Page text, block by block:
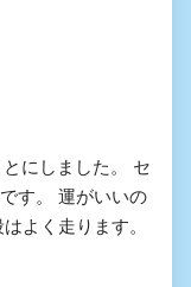
にしました。 セ
す。 運がいいの
よく走ります。